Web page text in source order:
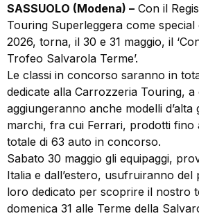
SASSUOLO (Modena) – Con il
Touring Superleggera come special
2026, torna, il 30 e 31 maggio, il
Trofeo Salvarola Terme’.
Le classi in concorso saranno in
dedicate alla Carrozzeria Touring, a
aggiungeranno anche modelli d’alta
marchi, fra cui Ferrari, prodotti fino
totale di 63 auto in concorso.
Sabato 30 maggio gli equipaggi,
Italia e dall’estero, usufruiranno
loro dedicato per scoprire il nostro
domenica 31 alle Terme della